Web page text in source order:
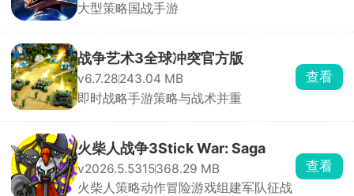
大型策略国战手游
战争艺术3全球冲突官方版
v6.7.28243.04 MB
即时战略手游策略与战术并重
查看
火柴人战争3Stick War: Saga
v2026.5.5315368.29 MB
火柴人策略动作冒险游戏组建军队征战
查看